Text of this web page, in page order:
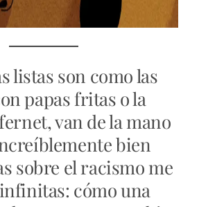
listas son como las
papas fritas o la
van de la mano
bien
sobre el racismo me
cómo una